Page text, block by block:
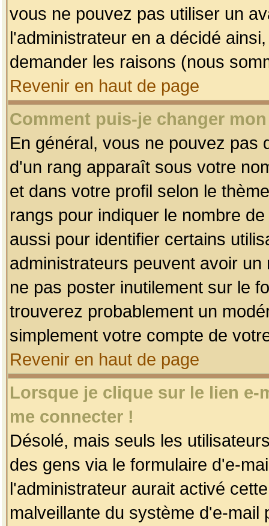
vous ne pouvez pas utiliser un
l'administrateur en a décidé
demander les raisons (nous
Revenir en haut de page
Comment puis-je changer
En général, vous ne pouvez pas
d'un rang apparaît sous votre
et dans votre profil selon le
rangs pour indiquer le nombre
aussi pour identifier certains
administrateurs peuvent avoir
ne pas poster inutilement sur le
trouverez probablement un
simplement votre compte de
Revenir en haut de page
Lorsque je clique sur le lien
me connecter !
Désolé, mais seuls les
des gens via le formulaire d'e-
l'administrateur aurait activé
malveillante du système d'e-